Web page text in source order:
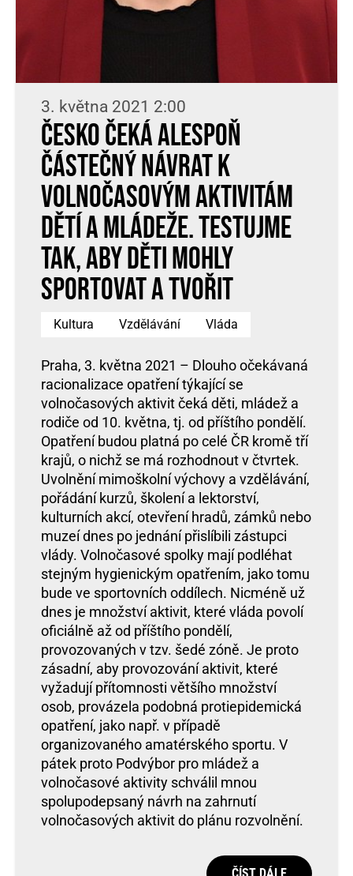
3. května 2021 2:00
Česko čeká alespoň
částečný návrat k
volnočasovým aktivitám
dětí a mládeže. Testujme
tak, aby děti mohly
sportovat a tvořit
Kultura Vzdělávání Vláda
Praha, 3. května 2021 – Dlouho očekávaná
racionalizace opatření týkající se
volnočasových aktivit čeká děti, mládež a
rodiče od 10. května, tj. od příštího pondělí.
Opatření budou platná po celé ČR kromě tří
krajů, o nichž se má rozhodnout v čtvrtek.
Uvolnění mimoškolní výchovy a vzdělávání,
pořádání kurzů, školení a lektorství,
kulturních akcí, otevření hradů, zámků nebo
muzeí dnes po jednání přislíbili zástupci
vlády. Volnočasové spolky mají podléhat
stejným hygienickým opatřením, jako tomu
bude ve sportovních oddílech. Nicméně už
dnes je množství aktivit, které vláda povolí
oficiálně až od příštího pondělí,
provozovaných v tzv. šedé zóně. Je proto
zásadní, aby provozování aktivit, které
vyžadují přítomnosti většího množství
osob, provázela podobná protiepidemická
opatření, jako např. v případě
organizovaného amatérského sportu. V
pátek proto Podvýbor pro mládež a
volnočasové aktivity schválil mnou
spolupodepsaný návrh na zahrnutí
volnočasových aktivit do plánu rozvolnění.